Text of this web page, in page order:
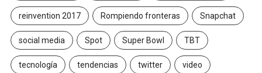
reinvention 2017 Rompiendo fronteras Snapchat
social media Spot Super Bowl TBT
tecnología tendencias twitter video